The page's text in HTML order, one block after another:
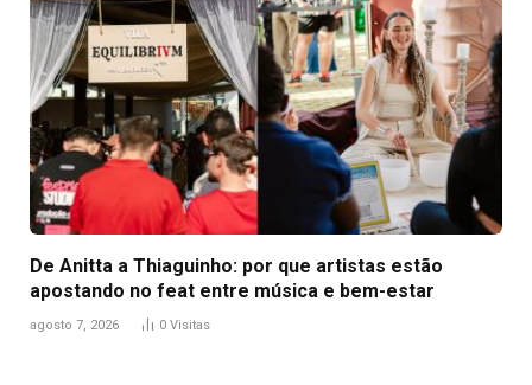
De Anitta a Thiaguinho: por que artistas estão
apostando no feat entre música e bem-estar
agosto 7, 2026 0 Visitas